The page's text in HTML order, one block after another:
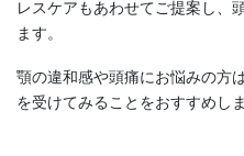
レスケアもあわせてご提案し、
ます。
顎の違和感や頭痛にお悩みの方
を受けてみることをおすすめしま